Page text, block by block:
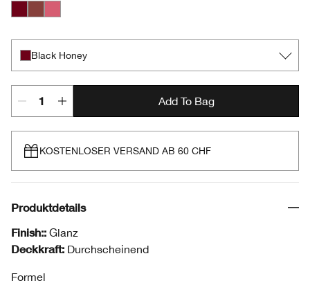
Black Honey
Add To Bag
KOSTENLOSER VERSAND AB 60 CHF
Produktdetails
Finish:: Glanz
Deckkraft: Durchscheinend
Formel